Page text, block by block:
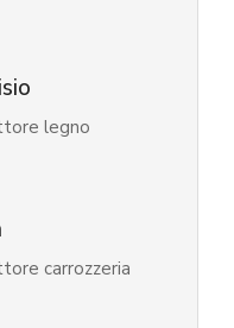
legno
carrozzeria